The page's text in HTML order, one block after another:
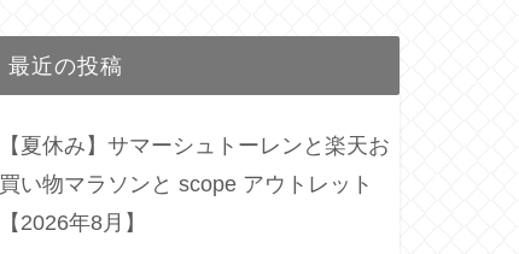
最近の投稿
【夏休み】サマーシュトーレンと楽天お
買い物マラソンと scope アウトレット
【2026年8月】